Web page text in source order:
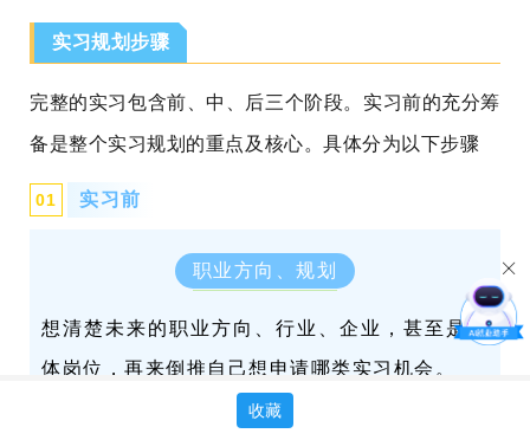
实习规划步骤
完整的实习包含前、中、后三个阶段。实习前的充分筹
备是整个实习规划的重点及核心。具体分为以下步骤
01 实习前
职业方向、规划
想清楚未来的职业方向、行业、企业，甚至是具
体岗位， 再来倒推自己想申请哪类实习机会。
一般大公司的暑期实习机会几乎约等于提前的秋
收藏